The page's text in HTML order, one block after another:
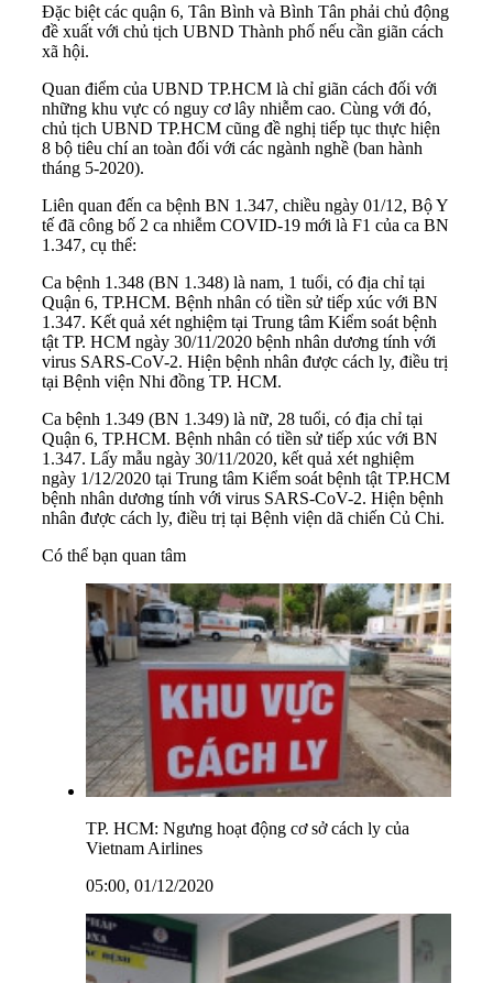
Đặc biệt các quận 6, Tân Bình và Bình Tân phải chủ động
đề xuất với chủ tịch UBND Thành phố nếu cần giãn cách
xã hội.
Quan điểm của UBND TP.HCM là chỉ giãn cách đối với
những khu vực có nguy cơ lây nhiễm cao. Cùng với đó,
chủ tịch UBND TP.HCM cũng đề nghị tiếp tục thực hiện
8 bộ tiêu chí an toàn đối với các ngành nghề (ban hành
tháng 5-2020).
Liên quan đến ca bệnh BN 1.347, chiều ngày 01/12, Bộ Y
tế đã công bố 2 ca nhiễm COVID-19 mới là F1 của ca BN
1.347, cụ thể:
Ca bệnh 1.348 (BN 1.348) là nam, 1 tuổi, có địa chỉ tại
Quận 6, TP.HCM. Bệnh nhân có tiền sử tiếp xúc với BN
1.347. Kết quả xét nghiệm tại Trung tâm Kiểm soát bệnh
tật TP. HCM ngày 30/11/2020 bệnh nhân dương tính với
virus SARS-CoV-2. Hiện bệnh nhân được cách ly, điều trị
tại Bệnh viện Nhi đồng TP. HCM.
Ca bệnh 1.349 (BN 1.349) là nữ, 28 tuổi, có địa chỉ tại
Quận 6, TP.HCM. Bệnh nhân có tiền sử tiếp xúc với BN
1.347. Lấy mẫu ngày 30/11/2020, kết quả xét nghiệm
ngày 1/12/2020 tại Trung tâm Kiểm soát bệnh tật TP.HCM
bệnh nhân dương tính với virus SARS-CoV-2. Hiện bệnh
nhân được cách ly, điều trị tại Bệnh viện dã chiến Củ Chi.
Có thể bạn quan tâm
TP. HCM: Ngưng hoạt động cơ sở cách ly của
Vietnam Airlines
05:00, 01/12/2020